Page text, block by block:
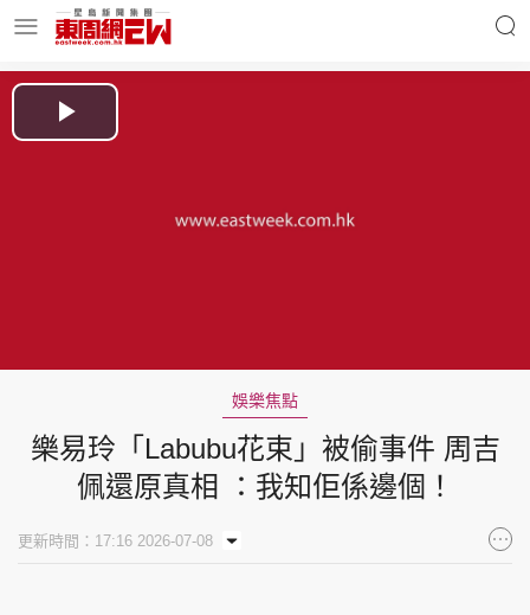
東周Ladies 優享生活
玄學靈異 東周專欄
Play
娛樂焦點
樂易玲「Labubu花束」被偷事件 周吉
佩還原真相 ：我知佢係邊個！
更新時間：17:16 2026-07-08